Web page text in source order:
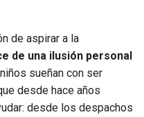
de aspirar a la
de una ilusión personal
sueñan con ser
desde hace años
desde los despachos